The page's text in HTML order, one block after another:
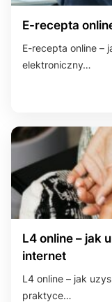
E-recepta
E-recepta online –
elektroniczny…
L4 online – jak
internet
L4 online – jak
praktyce…